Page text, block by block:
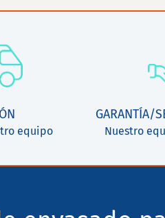
equipo
GARANTÍA/
Nuestro